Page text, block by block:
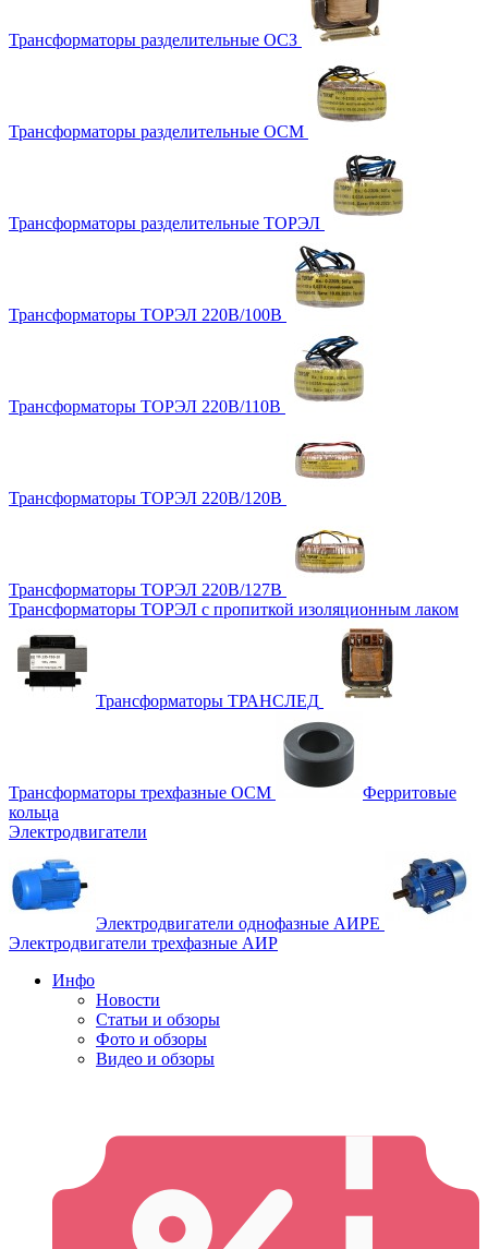
Трансформаторы разделительные ОСЗ
Трансформаторы разделительные ОСМ
Трансформаторы разделительные ТОРЭЛ
Трансформаторы ТОРЭЛ 220В/100В
Трансформаторы ТОРЭЛ 220В/110В
Трансформаторы ТОРЭЛ 220В/120В
Трансформаторы ТОРЭЛ 220В/127В
Трансформаторы ТОРЭЛ с пропиткой изоляционным лаком
Трансформаторы ТРАНСЛЕД
Трансформаторы трехфазные ОСМ
Ферритовые
кольца
Электродвигатели
Электродвигатели однофазные АИРЕ
Электродвигатели трехфазные АИР
Инфо
Новости
Статьи и обзоры
Фото и обзоры
Видео и обзоры